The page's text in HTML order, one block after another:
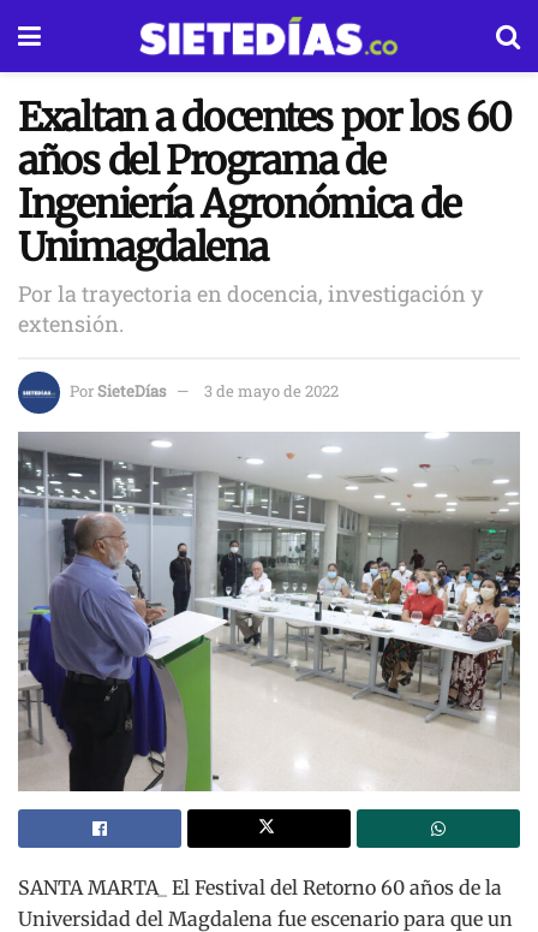
Exaltan a docentes por los 60
años del Programa de
Ingeniería Agronómica de
Unimagdalena
Por la trayectoria en docencia, investigación y
extensión.
PorSieteDías 3 de mayo de 2022
SANTA MARTA_ El Festival del Retorno 60 años de la
Universidad del Magdalena fue escenario para que un